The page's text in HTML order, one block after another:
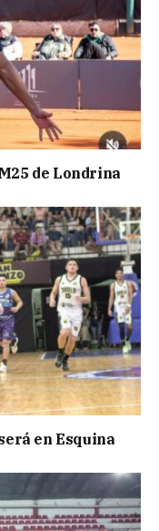
de Londrina
en Esquina